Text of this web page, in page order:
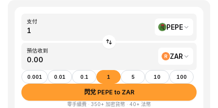
支付
PEPE
預估收到
ZAR
0.001 0.01 0.1 1 5 10 100
閃兌 PEPE to ZAR
零手續費 · 350+ 加密貨幣 · 40+ 法幣